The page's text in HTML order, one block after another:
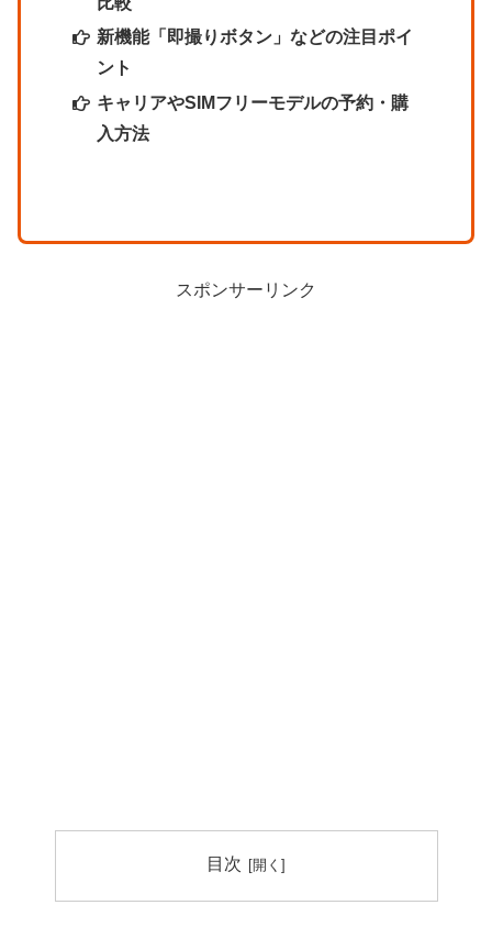
新機能「即撮りボタン」などの注目ポイ
ント
キャリアやSIMフリーモデルの予約・購
入方法
スポンサーリンク
目次